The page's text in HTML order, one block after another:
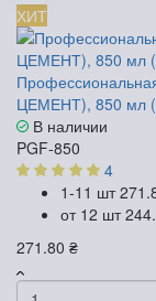
ХИТ
ЦЕМЕНТ), 850 мл
В наличии
PGF-850
4
1-11 шт
от 12 шт
271.80 ₴